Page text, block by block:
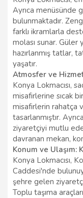
Ayrıca menüsünde
bulunmaktadır.
farklı ikramlarla
molası sunar.
hazırlanmış tatlar,
yaşatır.
Atmosfer ve
Konya Lokmacısı,
misafirlerine sıcak
misafirlerin rahatça
tasarlanmıştır.
ziyaretçiyi mutlu
davranan mekan,
Konum ve Ulaşım:
Konya Lokmacısı,
Caddesi'nde
şehre gelen
Toplu taşıma